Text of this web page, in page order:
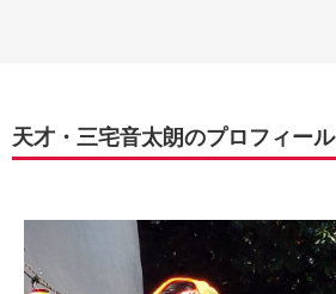
天才・三宅音太朗のプロフィール